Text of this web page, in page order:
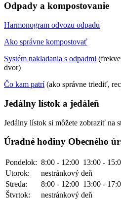
Odpady a kompostovanie
Harmonogram odvozu odpadu
Ako správne kompostovať
Systém nakladania s odpadmi
dvor)
Čo kam patrí(ako správne triediť,
Jedálny lístok a jedáleň
Jedálny lístok si môžete zobraziť na
Úradné hodiny Obecného
Pondelok: 8:00 - 12:00 13:00 -
Utorok:
nestránkový deň
Streda:
8:00 - 12:00 13:00 -
Štvrtok:
nestránkový deň